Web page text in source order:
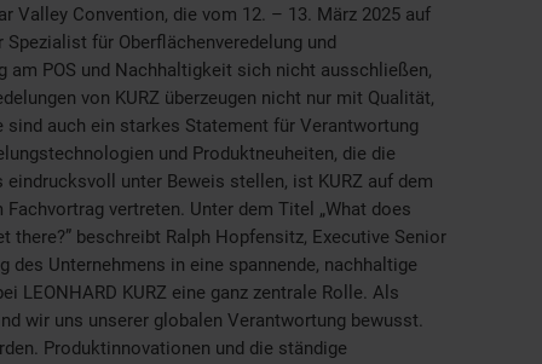
Valley Convention, die vom 12. – 13. März 2025 auf
für Oberflächenveredelung und
POS und Nachhaltigkeit sich nicht ausschließen,
von KURZ überzeugen nicht nur mit Qualität,
auch ein starkes Statement für Verantwortung
und Produktneuheiten, die die
unter Beweis stellen, ist KURZ auf dem
vertreten. Unter dem Titel „What does
beschreibt Ralph Hopfensitz, Executive Senior
des Unternehmens in eine spannende, nachhaltige
LEONHARD KURZ eine ganz zentrale Rolle. Als
wir uns unserer globalen Verantwortung bewusst.
Produktinnovationen und die ständige